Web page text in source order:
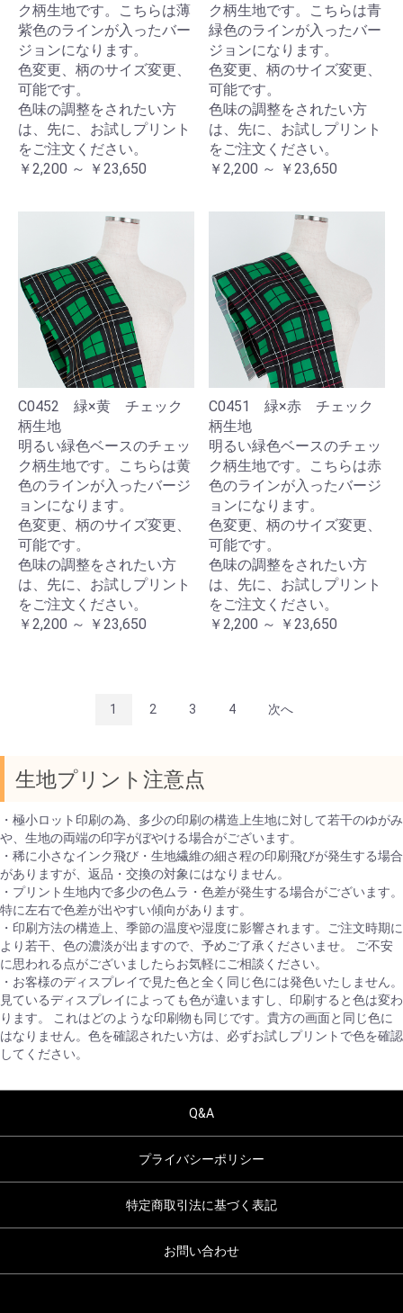
ク柄生地です。こちらは薄
紫色のラインが入ったバー
ジョンになります。
色変更、柄のサイズ変更、
可能です。
色味の調整をされたい方
は、先に、お試しプリント
をご注文ください。
￥2,200 ～ ￥23,650
ク柄生地です。こちらは青
緑色のラインが入ったバー
ジョンになります。
色変更、柄のサイズ変更、
可能です。
色味の調整をされたい方
は、先に、お試しプリント
をご注文ください。
￥2,200 ～ ￥23,650
C0452 緑×黄 チェック
柄生地
明るい緑色ベースのチェッ
ク柄生地です。こちらは黄
色のラインが入ったバージ
ョンになります。
色変更、柄のサイズ変更、
可能です。
色味の調整をされたい方
は、先に、お試しプリント
をご注文ください。
￥2,200 ～ ￥23,650
C0451 緑×赤 チェック
柄生地
明るい緑色ベースのチェッ
ク柄生地です。こちらは赤
色のラインが入ったバージ
ョンになります。
色変更、柄のサイズ変更、
可能です。
色味の調整をされたい方
は、先に、お試しプリント
をご注文ください。
￥2,200 ～ ￥23,650
1 2 3 4 次へ
生地プリント注意点
・極小ロット印刷の為、多少の印刷の構造上生地に対して若干のゆがみ
や、生地の両端の印字がぼやける場合がございます。
・稀に小さなインク飛び・生地繊維の細さ程の印刷飛びが発生する場合
がありますが、返品・交換の対象にはなりません。
・プリント生地内で多少の色ムラ・色差が発生する場合がございます。
特に左右で色差が出やすい傾向があります。
・印刷方法の構造上、季節の温度や湿度に影響されます。ご注文時期に
より若干、色の濃淡が出ますので、予めご了承くださいませ。 ご不安
に思われる点がございましたらお気軽にご相談ください。
・お客様のディスプレイで見た色と全く同じ色には発色いたしません。
見ているディスプレイによっても色が違いますし、印刷すると色は変わ
ります。 これはどのような印刷物も同じです。貴方の画面と同じ色に
はなりません。色を確認されたい方は、必ずお試しプリントで色を確認
してください。
Q&A
プライバシーポリシー
特定商取引法に基づく表記
お問い合わせ